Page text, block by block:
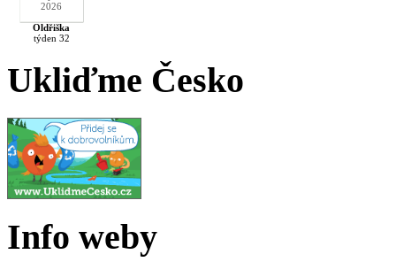
2026
Oldřiška
týden 32
Ukliďme Česko
Info weby